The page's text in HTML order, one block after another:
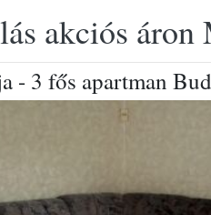
akciós áron
- 3 fős apartman